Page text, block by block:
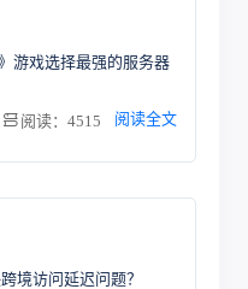
游戏选择最强的服务器
阅读：4515 阅读全文
境访问延迟问题？